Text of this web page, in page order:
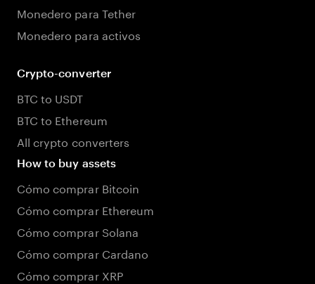
Monedero para Tether
Monedero para activos
Crypto-converter
BTC to USDT
BTC to Ethereum
All crypto converters
How to buy assets
Cómo comprar Bitcoin
Cómo comprar Ethereum
Cómo comprar Solana
Cómo comprar Cardano
Cómo comprar XRP